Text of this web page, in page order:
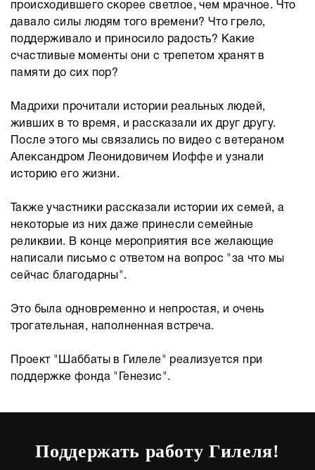
происходившего скорее светлое, чем мрачное. Что
давало силы людям того времени? Что грело,
поддерживало и приносило радость? Какие
счастливые моменты они с трепетом хранят в
памяти до сих пор?
Мадрихи прочитали истории реальных людей,
живших в то время, и рассказали их друг другу.
После этого мы связались по видео с ветераном
Александром Леонидовичем Иоффе и узнали
историю его жизни.
Также участники рассказали истории их семей, а
некоторые из них даже принесли семейные
реликвии. В конце мероприятия все желающие
написали письмо с ответом на вопрос "за что мы
сейчас благодарны".
Это была одновременно и непростая, и очень
трогательная, наполненная встреча.
Проект "Шаббаты в Гилеле" реализуется при
поддержке фонда "Генезис".
Поддержать работу Гилеля!